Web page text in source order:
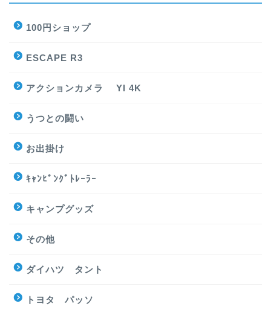
100円ショップ
ESCAPE R3
アクションカメラ YI 4K
うつとの闘い
お出掛け
ｷｬﾝﾋﾟﾝｸﾞﾄﾚｰﾗｰ
キャンプグッズ
その他
ダイハツ タント
トヨタ パッソ